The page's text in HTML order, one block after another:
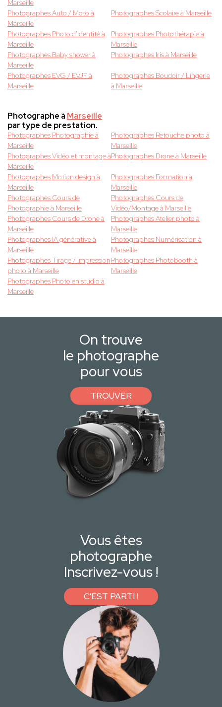
Marseille
Photographes Auto / Moto à
Marseille
Photographes Scolaire à Marseille
Photographes Photo d'identité à
Marseille
Photographes Photothérapie à
Marseille
Photographes Baby shower à
Marseille
Photographes Iris à Marseille
Photographes EVG / EVJF à
Marseille
Photographes Boudoir / Lingerie
à Marseille
Photographe à Marseille
par type de prestation.
Photographes Photographie à
Marseille
Photographes Retouche photo à
Marseille
Photographes Vidéo et montage à
Marseille
Photographes Drone à Marseille
Photographes Motion design à
Marseille
Photographes Formation à
Marseille
Photographes Cours de
Photographie à Marseille
Photographes Cours de
Vidéo/Montage à Marseille
Photographes Cours de Drone à
Marseille
Photographes Atelier photo à
Marseille
Photographes IA générative à
Marseille
Photographes Numérisation à
Marseille
Photographes Tirage / impression
photo à Marseille
Photographes Photobooth à
Marseille
Photographes Photo en studio à
Marseille
On trouve
le photographe
pour vous
TROUVER
Vous êtes
photographe
Inscrivez-vous !
C'EST PARTI !